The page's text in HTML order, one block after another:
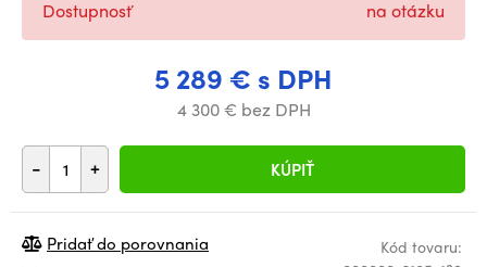
5 289 € s DPH
4 300 € bez DPH
- + KÚPIŤ
Dostupnosť na otázku
Kód tovaru:
Pridať do porovnania